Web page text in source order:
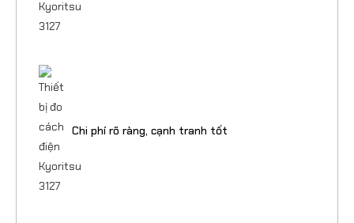
Chi phí rõ ràng, cạnh tranh tốt